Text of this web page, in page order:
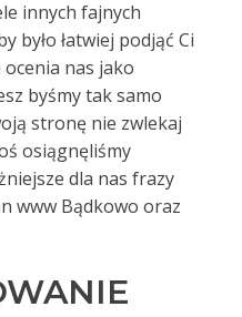
innych fajnych
było łatwiej podjąć Ci
ocenia nas jako
byśmy tak samo
stronę nie zwlekaj
osiągnęliśmy
dla nas frazy
www Bądkowo oraz